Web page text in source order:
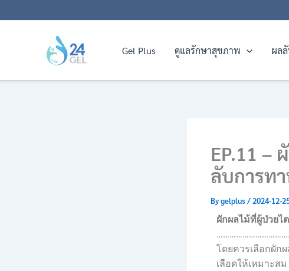
to
Gel Plus
ดูแลรักษาสุขภาพ ผล
EP.11 –
ลับการท
Bygelplus/2024-12-
ผักผลไม้ที่ผู้ป่วยไ
โดยควรเลือกผั
เลือดให้เหมาะส